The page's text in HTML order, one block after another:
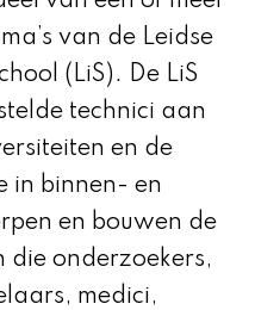
van de Leidse
(LiS). De LiS
technici aan
en de
in binnen- en
en bouwen de
die onderzoekers,
medici,